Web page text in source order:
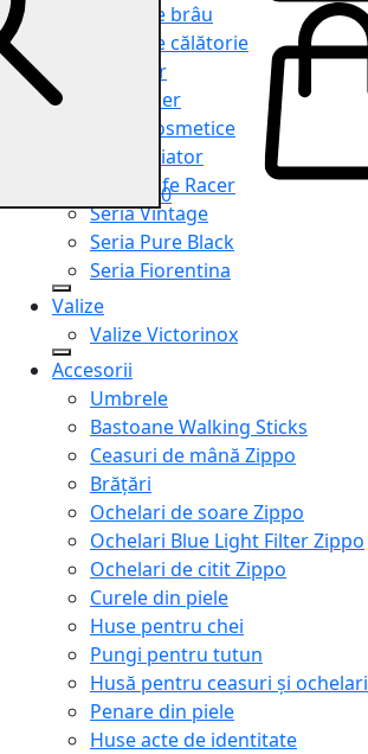
Genți de brâu
Genți de călătorie
Shopper
Organiser
Truse cosmetice
Seria Aviator
Seria Cafe Racer
Seria Vintage
Seria Pure Black
Seria Fiorentina
Valize
Valize Victorinox
Accesorii
Umbrele
Bastoane Walking Sticks
Ceasuri de mână Zippo
Brățări
Ochelari de soare Zippo
Ochelari Blue Light Filter Zippo
Ochelari de citit Zippo
Curele din piele
Huse pentru chei
Pungi pentru tutun
Husă pentru ceasuri și ochelari
Penare din piele
Huse acte de identitate
0